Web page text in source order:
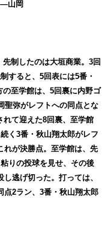
―山岡
制したのは大垣商業。3回
すると、5回表には5番・
至学館は、5回裏に内野ゴ
聖弥がレフトへの同点とな
れて迎えた8回裏、至学館
く3番・秋山翔太郎がレフ
れが決勝点。至学館は、先
りの投球を見せ、その後
逃げ切った。打っては、
点2ラン、3番・秋山翔太郎